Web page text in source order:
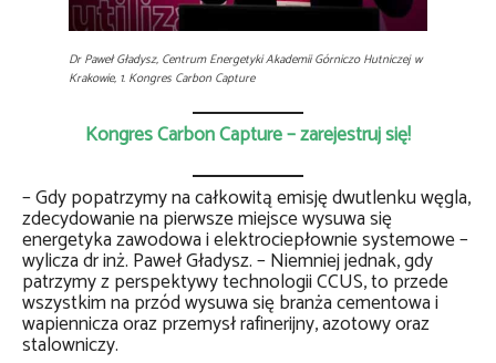
Dr Paweł Gładysz, Centrum Energetyki Akademii Górniczo Hutniczej w
Krakowie, 1. Kongres Carbon Capture
Kongres Carbon Capture – zarejestruj się!
– Gdy popatrzymy na całkowitą emisję dwutlenku węgla,
zdecydowanie na pierwsze miejsce wysuwa się
energetyka zawodowa i elektrociepłownie systemowe –
wylicza dr inż. Paweł Gładysz. – Niemniej jednak, gdy
patrzymy z perspektywy technologii CCUS, to przede
wszystkim na przód wysuwa się branża cementowa i
wapiennicza oraz przemysł rafinerijny, azotowy oraz
stalowniczy.